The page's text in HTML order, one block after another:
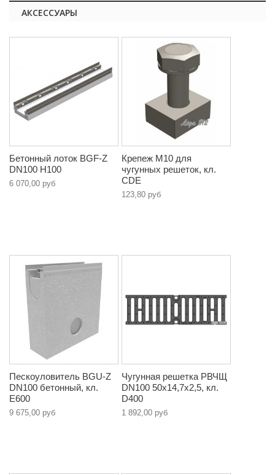
АКСЕССУАРЫ
Бетонный лоток BGF-Z
DN100 H100
6 070,00 руб
Крепеж М10 для
чугунных решеток, кл.
CDE
123,80 руб
Пескоуловитель BGU-Z
DN100 бетонный, кл.
E600
9 675,00 руб
Чугунная решетка РВЧЩ
DN100 50x14,7x2,5, кл.
D400
1 892,00 руб